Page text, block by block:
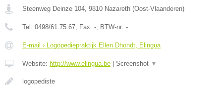
Steenweg Deinze 104, 9810 Nazareth (Oost-Vlaanderen)
Tel: 0498/61.75.67, Fax: -, BTW-nr: -
E-mail › Logopediepraktijk Ellen Dhondt, Elingua
Website: http://www.elingua.be Screenshot ▼
logopediste